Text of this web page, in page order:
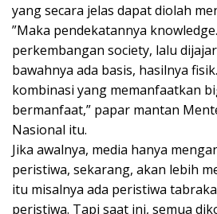
yang secara jelas dapat diolah
”Maka pendekatannya
perkembangan society, lalu
bawahnya ada basis, hasilnya
kombinasi yang memanfaatkan
bermanfaat,” papar mantan
Nasional itu.
Jika awalnya, media hanya
peristiwa, sekarang, akan lebih
itu misalnya ada peristiwa
peristiwa. Tapi saat ini, semua